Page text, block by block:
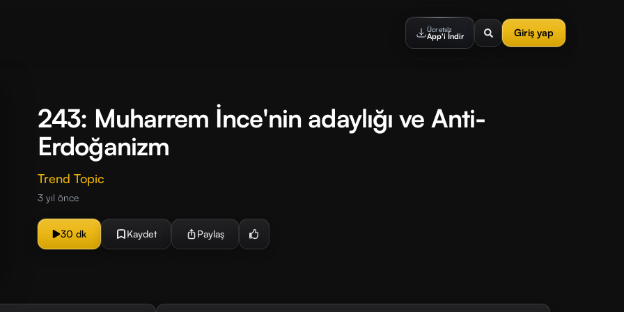
Ücretsiz
App'i İndir Giriş yap
243: Muharrem İnce'nin adaylığı ve Anti-
Erdoğanizm
Trend Topic
3 yıl önce
30 dk Kaydet Paylaş